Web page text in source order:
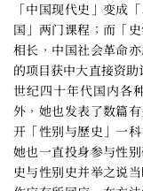
「中国现代史」变成
国」两门课程；而「
相长，中国社会革命
的项目获中大直接资
世纪四十年代国内各
外，她也发表了数篇
开「性别与歷史」一
她也一直投身参与性
史与性别史并举之说